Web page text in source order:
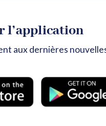
l’application
aux dernières